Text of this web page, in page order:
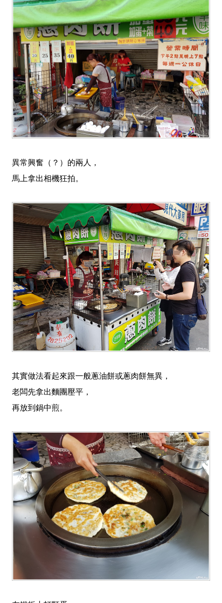
異常興奮（？）的兩人，
馬上拿出相機狂拍。
其實做法看起來跟一般蔥油餅或蔥肉餅無異，
老闆先拿出麵團壓平，
再放到鍋中煎。